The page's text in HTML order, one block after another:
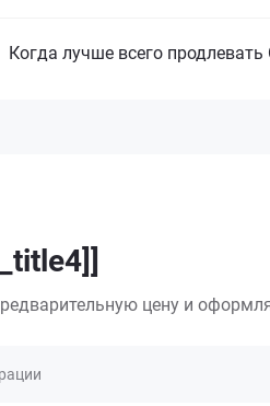
Когда лучше всего
цену и